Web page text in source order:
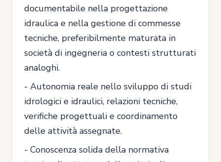
documentabile nella progettazione
idraulica e nella gestione di commesse
tecniche, preferibilmente maturata in
società di ingegneria o contesti strutturati
analoghi.
- Autonomia reale nello sviluppo di studi
idrologici e idraulici, relazioni tecniche,
verifiche progettuali e coordinamento
delle attività assegnate.
- Conoscenza solida della normativa